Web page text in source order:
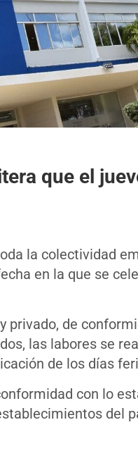
que el
la colectividad
en la que se
privado, de
las labores se
de los días
con lo
del